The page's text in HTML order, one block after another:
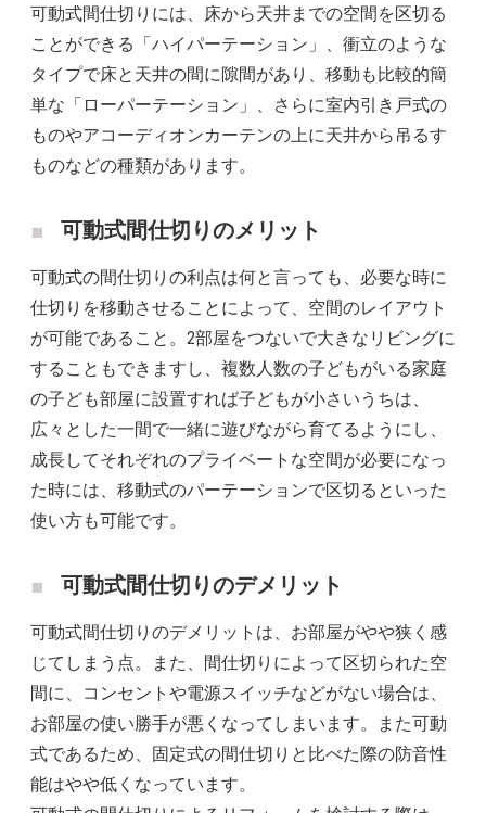
可動式間仕切りには、床から天井までの空間を区切る
ことができる「ハイパーテーション」、衝立のような
タイプで床と天井の間に隙間があり、移動も比較的簡
単な「ローパーテーション」、さらに室内引き戸式の
ものやアコーディオンカーテンの上に天井から吊るす
ものなどの種類があります。
可動式間仕切りのメリット
可動式の間仕切りの利点は何と言っても、必要な時に
仕切りを移動させることによって、空間のレイアウト
が可能であること。2部屋をつないで大きなリビングに
することもできますし、複数人数の子どもがいる家庭
の子ども部屋に設置すれば子どもが小さいうちは、
広々とした一間で一緒に遊びながら育てるようにし、
成長してそれぞれのプライベートな空間が必要になっ
た時には、移動式のパーテーションで区切るといった
使い方も可能です。
可動式間仕切りのデメリット
可動式間仕切りのデメリットは、お部屋がやや狭く感
じてしまう点。また、間仕切りによって区切られた空
間に、コンセントや電源スイッチなどがない場合は、
お部屋の使い勝手が悪くなってしまいます。また可動
式であるため、固定式の間仕切りと比べた際の防音性
能はやや低くなっています。